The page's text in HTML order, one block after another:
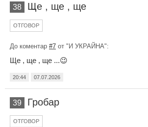
38 Ще , ще , ще
ОТГОВОР
До коментар #7 от "И УКРАЙНА":
Ще , ще , ще ...😉
20:44 07.07.2026
39 Гробар
ОТГОВОР